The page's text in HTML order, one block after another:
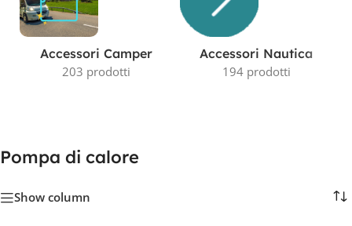
Accessori Camper
203 prodotti
Accessori Nautica
194 prodotti
Pompa di calore
Show column